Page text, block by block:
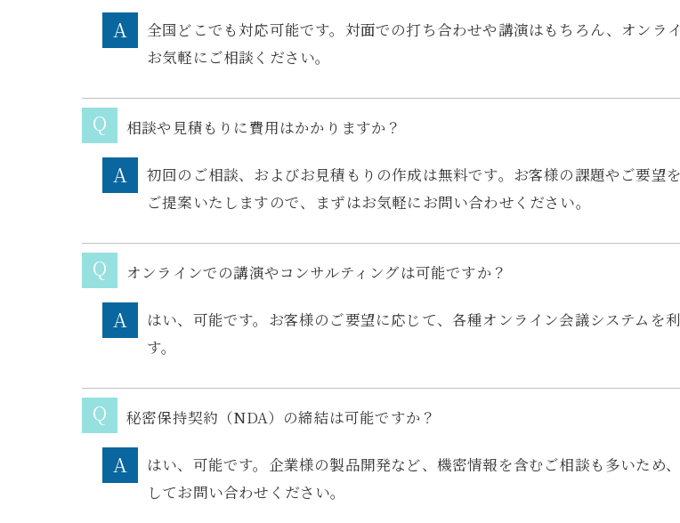
全国どこでも対応可能です。対面での打ち合わせや講演はもちろん、オンラ
お気軽にご相談ください。
相談や見積もりに費用はかかりますか？
初回のご相談、およびお見積もりの作成は無料です。お客様の課題やご要望
ご提案いたしますので、まずはお気軽にお問い合わせください。
オンラインでの講演やコンサルティングは可能ですか？
はい、可能です。お客様のご要望に応じて、各種オンライン会議システムを
す。
秘密保持契約（NDA）の締結は可能ですか？
はい、可能です。企業様の製品開発など、機密情報を含むご相談も多いた
してお問い合わせください。